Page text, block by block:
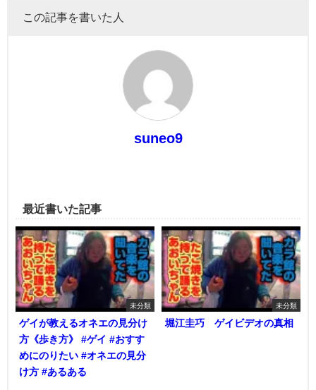
この記事を書いた人
suneo9
最近書いた記事
未分類
ゲイが教えるオネエの見分け
方《歩き方》 #ゲイ #おすす
めにのりたい #オネエの見分
け方 #あるある
未分類
堀江圭巧 ゲイビデオの真相